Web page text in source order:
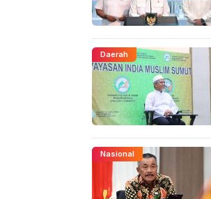
Daerah
Nasional